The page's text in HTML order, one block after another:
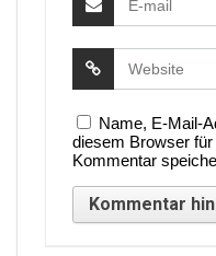
Name, E-Mail-
diesem Browser
Kommentar